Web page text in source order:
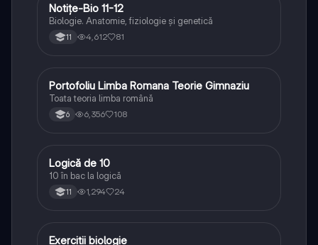
Biologie
Notițe-Bio 11-12
Biologie. Anatomie, fiziologie și genetică
11 4,612 81
Limba și literatura română
Portofoliu Limba Romana Teorie Gimnaziu
Toata teoria limba română
6 6,356 108
Logică
Logică de 10
10 în bac la logică
11 1,294 24
Biologie
Exercitii biologie